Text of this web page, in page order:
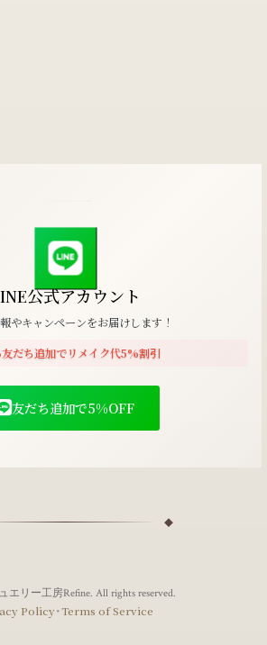
公式アカウント
やキャンペーンをお届けします！
だち追加でリメイク代5%割引
友だち追加で5%OFF
エリー工房Refine. All rights reserved.
Policy･Terms of Service